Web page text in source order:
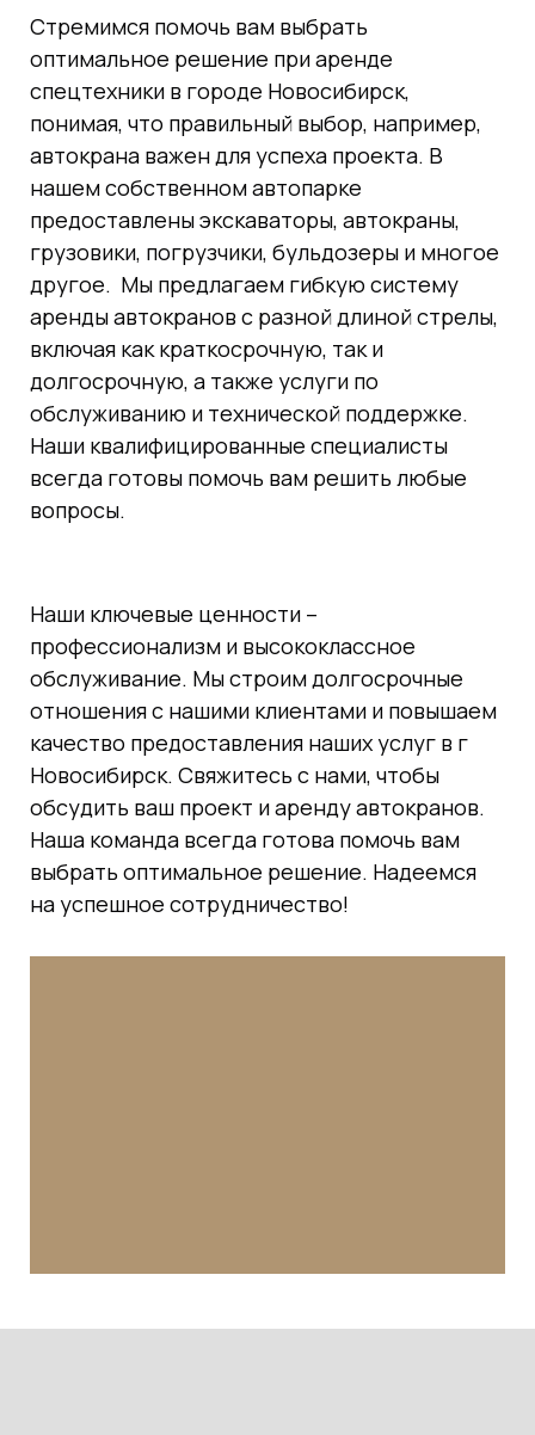
Стремимся помочь вам выбрать
оптимальное решение при аренде
спецтехники в городе Новосибирск,
понимая, что правильный выбор, например,
автокрана важен для успеха проекта. В
нашем собственном автопарке
предоставлены экскаваторы, автокраны,
грузовики, погрузчики, бульдозеры и многое
другое. Мы предлагаем гибкую систему
аренды автокранов с разной длиной стрелы,
включая как краткосрочную, так и
долгосрочную, а также услуги по
обслуживанию и технической поддержке.
Наши квалифицированные специалисты
всегда готовы помочь вам решить любые
вопросы.
Наши ключевые ценности –
профессионализм и высококлассное
обслуживание. Мы строим долгосрочные
отношения с нашими клиентами и повышаем
качество предоставления наших услуг в г
Новосибирск. Свяжитесь с нами, чтобы
обсудить ваш проект и аренду автокранов.
Наша команда всегда готова помочь вам
выбрать оптимальное решение. Надеемся
на успешное сотрудничество!